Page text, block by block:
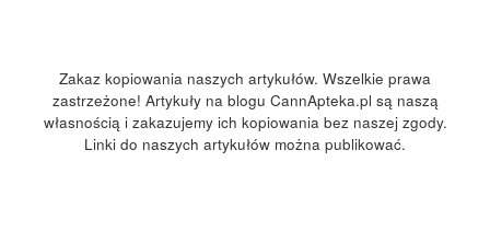
Zakaz kopiowania naszych artykułów. Wszelkie prawa
zastrzeżone! Artykuły na blogu CannApteka.pl są naszą
własnością i zakazujemy ich kopiowania bez naszej zgody.
Linki do naszych artykułów można publikować.